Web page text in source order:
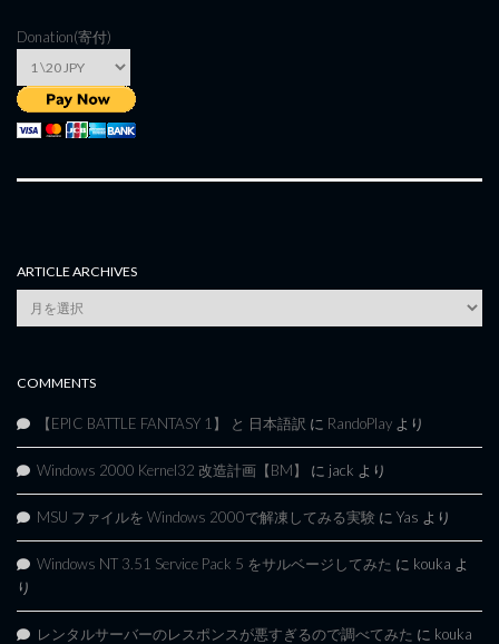
Donation(寄付)
ARTICLE ARCHIVES
Article
Archives
COMMENTS
【EPIC BATTLE FANTASY 1】 と 日本語訳 に RandoPlay より
Windows 2000 Kernel32 改造計画【BM】 に jack より
MSU ファイルを Windows 2000で解凍してみる実験 に Yas より
Windows NT 3.51 Service Pack 5 をサルベージしてみた に kouka よ
り
レンタルサーバーのレスポンスが悪すぎるので調べてみた に kouka